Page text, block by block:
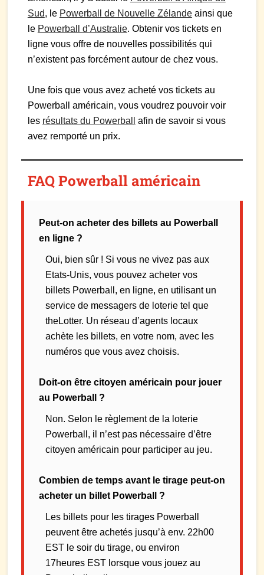
Sud, le Powerball de Nouvelle Zélandeainsi que
le Powerball d’Australie. Obtenir vos tickets en
ligne vous offre de nouvelles possibilités qui
n’existent pas forcément autour de chez vous.
Une fois que vous avez acheté vos tickets au
Powerball américain, vous voudrez pouvoir voir
les résultats du Powerball
afin de savoir si vous
avez remporté un prix.
FAQ Powerball américain
Peut-on acheter des billets au Powerball
en ligne ?
Oui, bien sûr ! Si vous ne vivez pas aux
Etats-Unis, vous pouvez acheter vos
billets Powerball, en ligne, en utilisant un
service de messagers de loterie tel que
theLotter. Un réseau d’agents locaux
achète les billets, en votre nom, avec les
numéros que vous avez choisis.
Doit-on être citoyen américain pour jouer
au Powerball ?
Non. Selon le règlement de la loterie
Powerball, il n’est pas nécessaire d’être
citoyen américain pour participer au jeu.
Combien de temps avant le tirage peut-on
acheter un billet Powerball ?
Les billets pour les tirages Powerball
peuvent être achetés jusqu’à env. 22h00
EST le soir du tirage, ou environ
17heures EST lorsque vous jouez au